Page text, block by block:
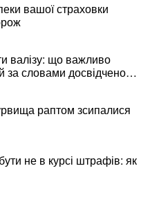
вашої страховки
валізу: що важливо
за словами досвідченої
раптом зсипалися
не в курсі штрафів: як